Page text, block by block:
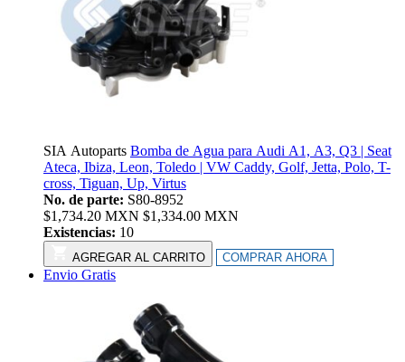
SIA Autoparts Bomba de Agua para Audi A1, A3, Q3 | Seat
Ateca, Ibiza, Leon, Toledo | VW Caddy, Golf, Jetta, Polo, T-
cross, Tiguan, Up, Virtus
No. de parte: S80-8952
$1,734.20 MXN $1,334.00 MXN
Existencias: 10
AGREGAR AL CARRITO COMPRAR AHORA
Envio Gratis